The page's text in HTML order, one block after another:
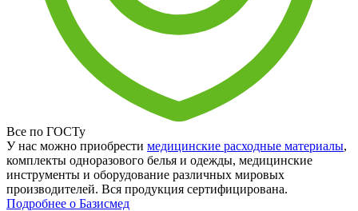
Все по ГОСТу
У нас можно приобрести медицинские расходные материалы,
комплекты одноразового белья и одежды, медицинские
инструменты и оборудование различных мировых
производителей. Вся продукция сертифицирована.
Подробнее о Базисмед